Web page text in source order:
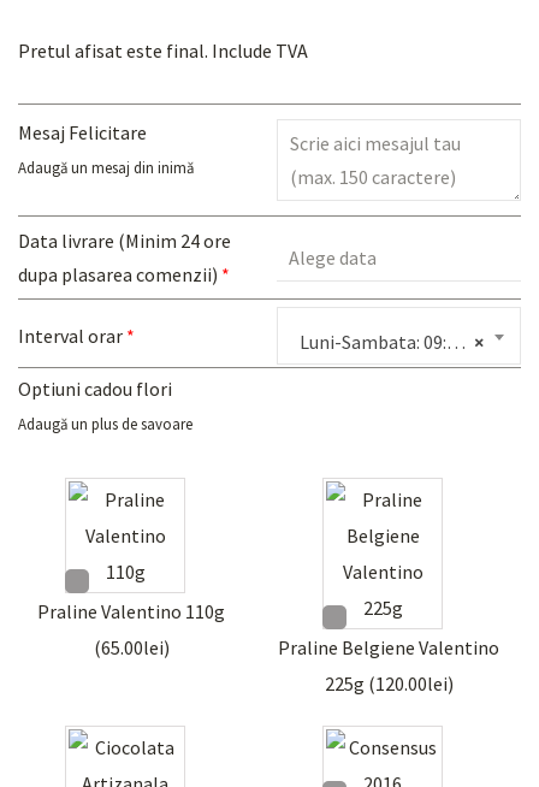
Pretul afisat este final. Include TVA
Mesaj Felicitare
Adaugă un mesaj din inimă
Data livrare (Minim 24 ore
dupa plasarea comenzii) *
Interval orar * ×
Luni-Sambata: 09:00-13:00
Optiuni cadou flori
Adaugă un plus de savoare
Praline Valentino 110g
(65.00lei)
Praline Belgiene Valentino
225g (120.00lei)